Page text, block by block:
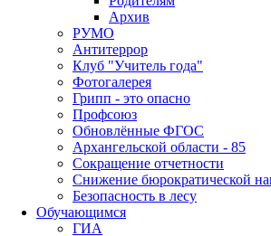
Архив
РУМО
Антитеррор
Клуб "Учитель года"
Фотогалерея
Грипп - это опасно
Профсоюз
Обновлённые ФГОС
Архангельской области - 85
Сокращение отчетности
Снижение бюрократической
Безопасность в лесу
Обучающимся
ГИА